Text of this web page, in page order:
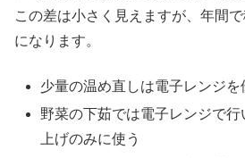
この差は小さく見えますが、年間
になります。
少量の温め直しは電子レンジを
野菜の下茹では電子レンジで
上げのみに使う